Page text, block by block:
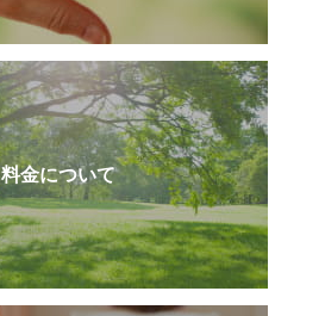
料金について